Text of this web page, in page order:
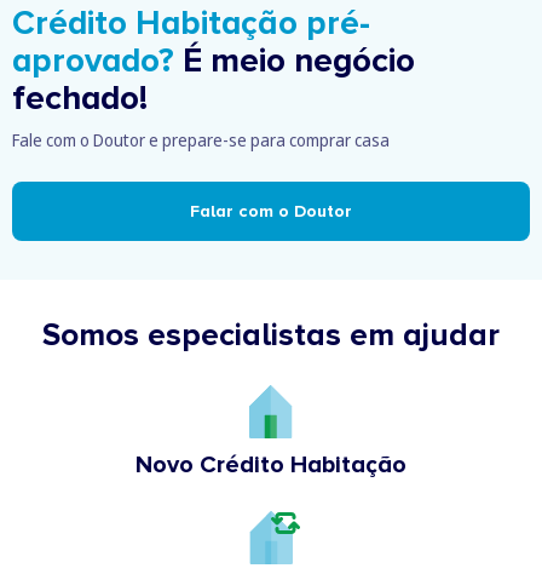
Crédito Habitação pré-
aprovado? É meio negócio
fechado!
Fale com o Doutor e prepare-se para comprar casa
Falar com o Doutor
Somos especialistas em ajudar
Novo Crédito Habitação